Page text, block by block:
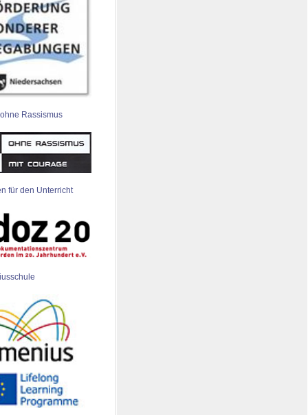
Rassismus
für den Unterricht